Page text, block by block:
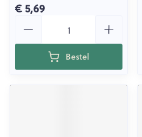
€ 5,69
Bestel